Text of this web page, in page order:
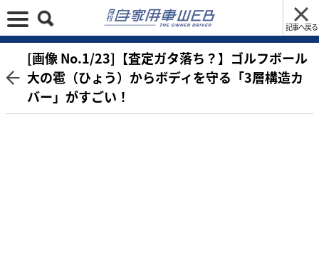
記事へ戻る
[画像 No.1/23]【査定ガタ落ち？】ゴルフボール
大の雹（ひょう）からボディを守る「3層構造カ
バー」がすごい！